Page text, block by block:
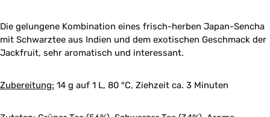
Die gelungene Kombination eines frisch-herben Japan-Sencha
mit Schwarztee aus Indien und dem exotischen Geschmack der
Jackfruit, sehr aromatisch und interessant.
Zubereitung: 14 g auf 1 L, 80 °C, Ziehzeit ca. 3 Minuten